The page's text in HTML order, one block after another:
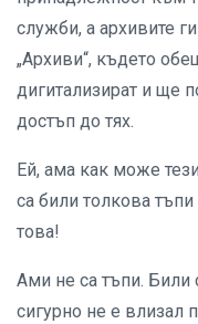
служби, а архивите
„Архиви“, където
дигитализират и ще
достъп до тях.
Ей, ама как може
са били толкова
това!
Ами не са тъпи. Били
сигурно не е влизал